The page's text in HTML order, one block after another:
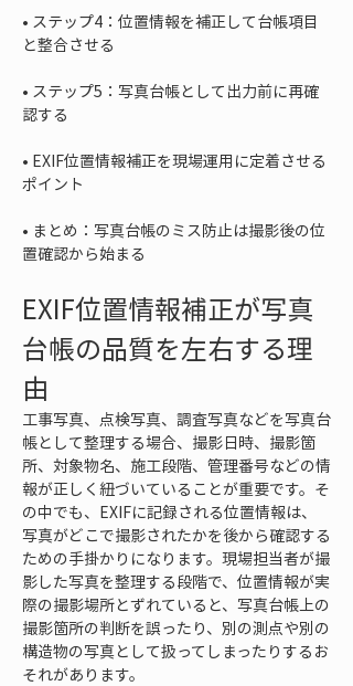
• ステップ4：位置情報を補正して台帳項目
• ステップ5：写真台帳として出力前に再確
• EXIF位置情報補正を現場運用に定着させる
• まとめ：写真台帳のミス防止は撮影後の位
置確認から始まる
EXIF位置情報補正が写真
台帳の品質を左右する理
由
工事写真、点検写真、調査写真などを写真台
帳として整理する場合、撮影日時、撮影箇
所、対象物名、施工段階、管理番号などの情
報が正しく紐づいていることが重要です。そ
の中でも、EXIFに記録される位置情報は、
写真がどこで撮影されたかを後から確認する
ための手掛かりになります。現場担当者が撮
影した写真を整理する段階で、位置情報が実
際の撮影場所とずれていると、写真台帳上の
撮影箇所の判断を誤ったり、別の測点や別の
構造物の写真として扱ってしまったりするお
それがあります。